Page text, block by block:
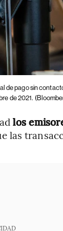
de pago sin
de 2021.
los
las